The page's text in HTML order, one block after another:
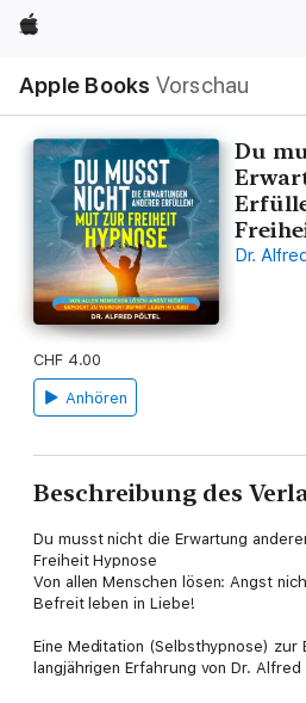
Apple
Apple Books Vorschau
Navigation
Menü
öffnen
Du
Dr.
CHF 4.00
Anhören
Beschreibung des
Du musst nicht die Erwartung
Freiheit Hypnose
Von allen Menschen lösen: Angst
Befreit leben in Liebe!
Eine Meditation (Selbsthypnose) zur
langjährigen Erfahrung von Dr. Alfred